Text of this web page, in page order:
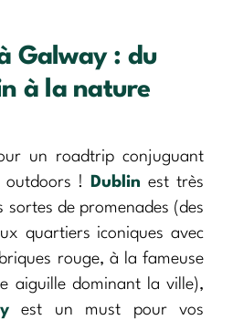
Galway : du
à la nature
un roadtrip conjuguant
outdoors !
Dublin est très
de promenades (des
quartiers iconiques avec
rouge, à la fameuse
aiguille dominant la ville),
est un must pour vos